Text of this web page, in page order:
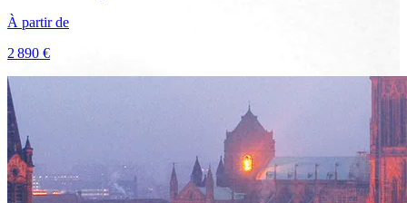
À partir de
2 890 €
Voir le voyage